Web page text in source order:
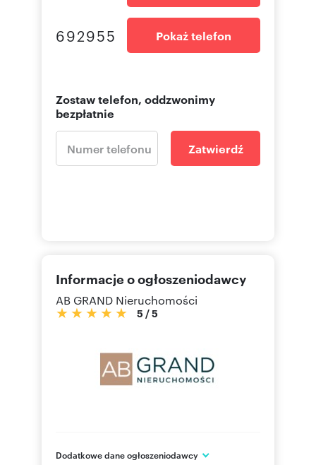
692955 Pokaż telefon
Zostaw telefon, oddzwonimy
bezpłatnie
Zatwierdź
Informacje o ogłoszeniodawcy
AB GRAND Nieruchomości
5 /5
Dodatkowe dane ogłoszeniodawcy